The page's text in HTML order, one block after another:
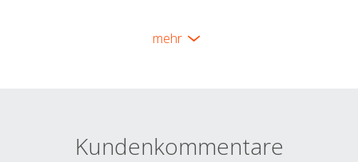
mehr
Kundenkommentare